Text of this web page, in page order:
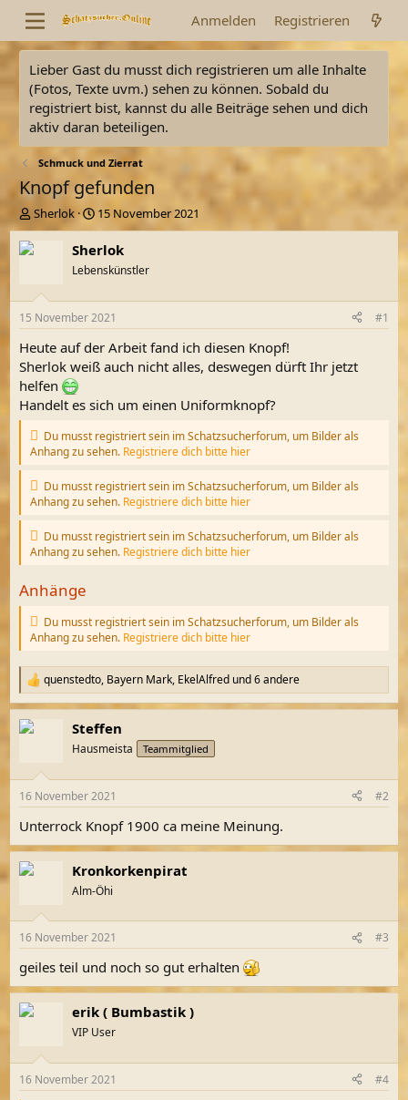
Anmelden Registrieren
Lieber Gast du musst dich registrieren um alle Inhalte
(Fotos, Texte uvm.) sehen zu können. Sobald du
registriert bist, kannst du alle Beiträge sehen und dich
aktiv daran beteiligen.
Schmuck und Zierrat
Knopf gefunden
E
r
s
l
e
r
Sherlok
E
r
s
e
l
t
a
m
15 November 2021
Sherlok
Lebenskünstler
15 November 2021 #1
Heute auf der Arbeit fand ich diesen Knopf!
Sherlok weiß auch nicht alles, deswegen dürft Ihr jetzt
helfen
Handelt es sich um einen Uniformknopf?
Du musst registriert sein im Schatzsucherforum, um Bilder als
Anhang zu sehen. Registriere dich bitte hier
Du musst registriert sein im Schatzsucherforum, um Bilder als
Anhang zu sehen. Registriere dich bitte hier
Du musst registriert sein im Schatzsucherforum, um Bilder als
Anhang zu sehen. Registriere dich bitte hier
Anhänge
Du musst registriert sein im Schatzsucherforum, um Bilder als
Anhang zu sehen. Registriere dich bitte hier
R
e
a
k
e
:
quenstedto, Bayern Mark, EkelAlfred und 6 andere
Steffen
Hausmeista Teammitglied
16 November 2021 #2
Unterrock Knopf 1900 ca meine Meinung.
Kronkorkenpirat
Alm-Öhi
16 November 2021 #3
geiles teil und noch so gut erhalten
erik ( Bumbastik )
VIP User
16 November 2021 #4